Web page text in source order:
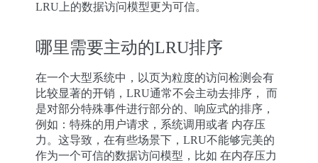
LRU上的数据访问模型更为可信。
哪里需要主动的LRU排序
在一个大型系统中，以页为粒度的访问检测会有
比较显著的开销，LRU通常不会主动去排序， 而
是对部分特殊事件进行部分的、响应式的排序，
例如：特殊的用户请求，系统调用或者 内存压
力。这导致，在有些场景下，LRU不能够完美的
作为一个可信的数据访问模型，比如 在内存压力